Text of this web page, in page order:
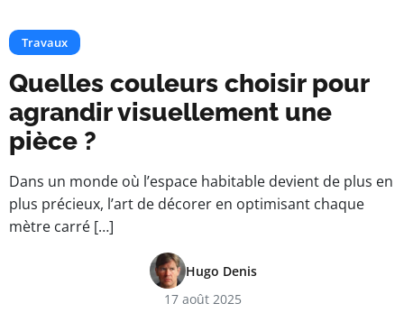
Travaux
Quelles couleurs choisir pour
agrandir visuellement une
pièce ?
Dans un monde où l’espace habitable devient de plus en
plus précieux, l’art de décorer en optimisant chaque
mètre carré […]
Hugo Denis
17 août 2025